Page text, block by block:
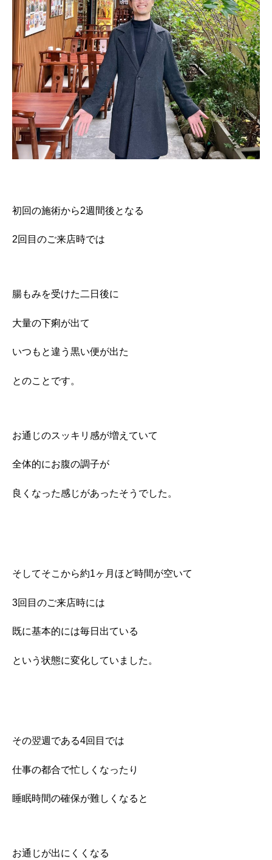
初回の施術から2週間後となる
2回目のご来店時では
腸もみを受けた二日後に
大量の下痢が出て
いつもと違う黒い便が出た
とのことです。
お通じのスッキリ感が増えていて
全体的にお腹の調子が
良くなった感じがあったそうでした。
そしてそこから約1ヶ月ほど時間が空いて
3回目のご来店時には
既に基本的には毎日出ている
という状態に変化していました。
その翌週である4回目では
仕事の都合で忙しくなったり
睡眠時間の確保が難しくなると
お通じが出にくくなる